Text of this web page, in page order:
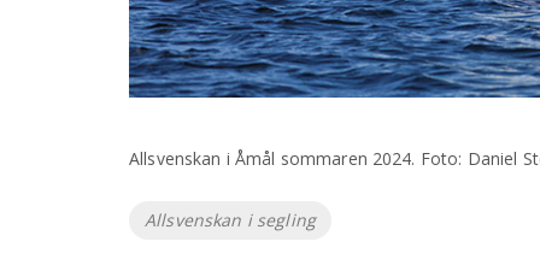
Allsvenskan i Åmål sommaren 2024. Foto: Daniel
Etiketter
Allsvenskan i segling